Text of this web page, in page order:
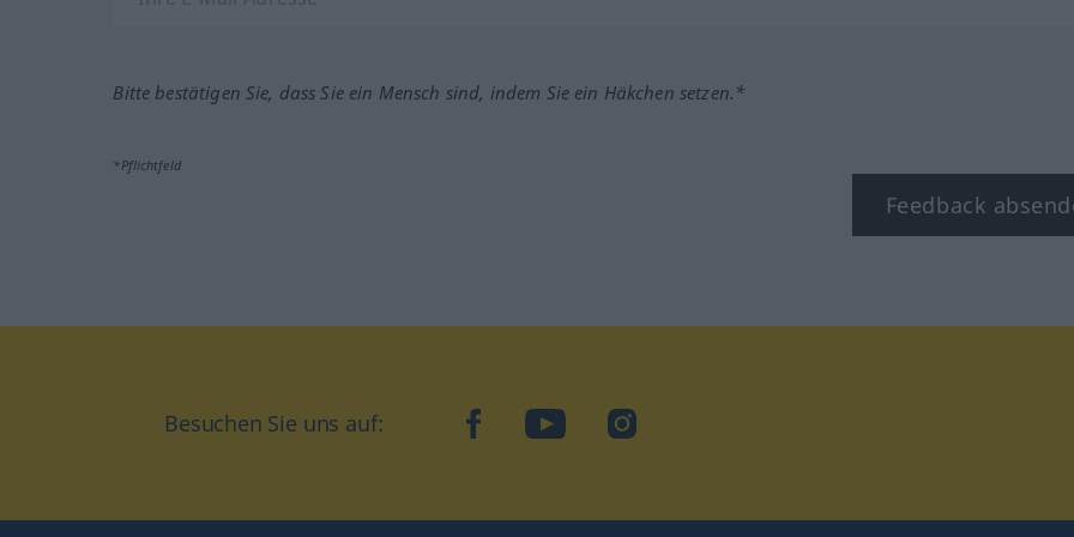
Bitte bestätigen Sie, dass Sie ein Mensch sind, indem Sie ein Häkchen setzen.*
*Pflichtfeld
Feedback
Besuchen Sie uns auf: facebookYouTubeInstagram